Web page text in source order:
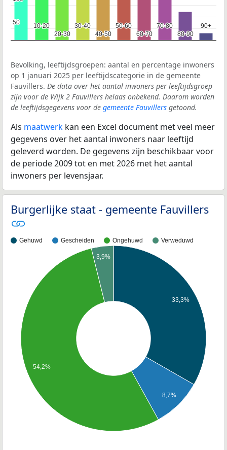
10-20
10-20
20-30
20-30
30-40
30-40
40-50
40-50
50-60
50-60
60-70
60-70
70-80
70-80
80-90
80-90
90+
90+
50
50
Bevolking, leeftijdsgroepen: aantal en percentage inwoners
op 1 januari 2025 per leeftijdscategorie in de gemeente
Fauvillers. De data over het aantal inwoners per leeftijdsgroep
zijn voor de Wijk 2 Fauvillers helaas onbekend. Daarom worden
de leeftijdsgegevens voor de gemeente Fauvillers getoond.
Als maatwerk kan een Excel document met veel meer
gegevens over het aantal inwoners naar leeftijd
geleverd worden. De gegevens zijn beschikbaar voor
de periode 2009 tot en met 2026 met het aantal
inwoners per levensjaar.
Burgerlijke staat - gemeente Fauvillers
Gehuwd Gescheiden Ongehuwd Verweduwd
33,3%
8,7%
3,9%
54,2%